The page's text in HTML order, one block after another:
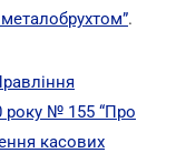
.
року № 155 “Про
касових